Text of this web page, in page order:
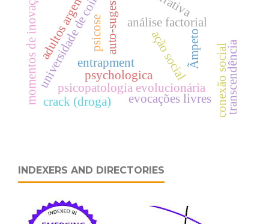
auto-sugestão
ação social
universidade de coimbrapsychologica
análise factorial
momentos de inovação entrapment
psicopatologia evolucionária
evocações livres
crack (droga) conexão social
psicose
transcendência
Ãmpeto
INDEXERS AND DIRECTORIES